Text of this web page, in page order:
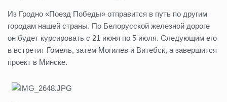
Из Гродно «Поезд Победы» отправится в путь по другим
городам нашей страны. По Белорусской железной дороге
он будет курсировать с 21 июня по 5 июля. Следующим его
в встретит Гомель, затем Могилев и Витебск, а завершится
проект в Минске.